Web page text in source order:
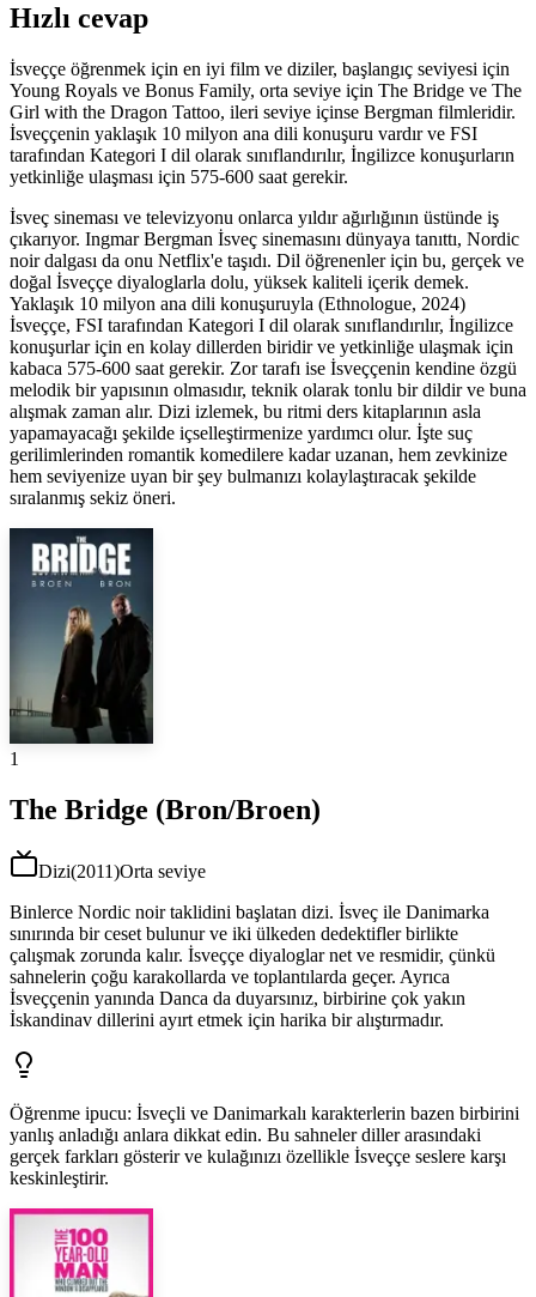
Hızlı cevap
İsveççe öğrenmek için en iyi film ve diziler, başlangıç seviyesi için
Young Royals ve Bonus Family, orta seviye için The Bridge ve The
Girl with the Dragon Tattoo, ileri seviye içinse Bergman filmleridir.
İsveççenin yaklaşık 10 milyon ana dili konuşuru vardır ve FSI
tarafından Kategori I dil olarak sınıflandırılır, İngilizce konuşurların
yetkinliğe ulaşması için 575-600 saat gerekir.
İsveç sineması ve televizyonu onlarca yıldır ağırlığının üstünde iş
çıkarıyor. Ingmar Bergman İsveç sinemasını dünyaya tanıttı, Nordic
noir dalgası da onu Netflix'e taşıdı. Dil öğrenenler için bu, gerçek ve
doğal İsveççe diyaloglarla dolu, yüksek kaliteli içerik demek.
Yaklaşık 10 milyon ana dili konuşuruyla (Ethnologue, 2024)
İsveççe, FSI tarafından Kategori I dil olarak sınıflandırılır, İngilizce
konuşurlar için en kolay dillerden biridir ve yetkinliğe ulaşmak için
kabaca 575-600 saat gerekir. Zor tarafı ise İsveççenin kendine özgü
melodik bir yapısının olmasıdır, teknik olarak tonlu bir dildir ve buna
alışmak zaman alır. Dizi izlemek, bu ritmi ders kitaplarının asla
yapamayacağı şekilde içselleştirmenize yardımcı olur. İşte suç
gerilimlerinden romantik komedilere kadar uzanan, hem zevkinize
hem seviyenize uyan bir şey bulmanızı kolaylaştıracak şekilde
sıralanmış sekiz öneri.
1
The Bridge (Bron/Broen)
Dizi(2011)Orta seviye
Binlerce Nordic noir taklidini başlatan dizi. İsveç ile Danimarka
sınırında bir ceset bulunur ve iki ülkeden dedektifler birlikte
çalışmak zorunda kalır. İsveççe diyaloglar net ve resmidir, çünkü
sahnelerin çoğu karakollarda ve toplantılarda geçer. Ayrıca
İsveççenin yanında Danca da duyarsınız, birbirine çok yakın
İskandinav dillerini ayırt etmek için harika bir alıştırmadır.
Öğrenme ipucu: İsveçli ve Danimarkalı karakterlerin bazen birbirini
yanlış anladığı anlara dikkat edin. Bu sahneler diller arasındaki
gerçek farkları gösterir ve kulağınızı özellikle İsveççe seslere karşı
keskinleştirir.